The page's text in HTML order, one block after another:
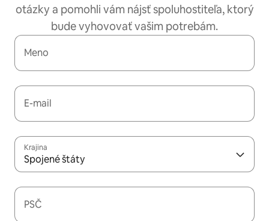
otázky a pomohli vám nájsť spoluhostiteľa, ktorý
bude vyhovovať vašim potrebám.
Meno
E-mail
Krajina
Spojené štáty
PSČ